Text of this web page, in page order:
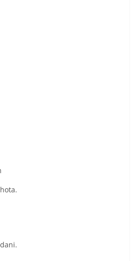
obchodu je 5 z 5 hvězdiček.
obchodu je 5 z 5 hvězdiček.
obchodu je 5 z 5 hvězdiček.
obchodu je 5 z 5 hvězdiček.